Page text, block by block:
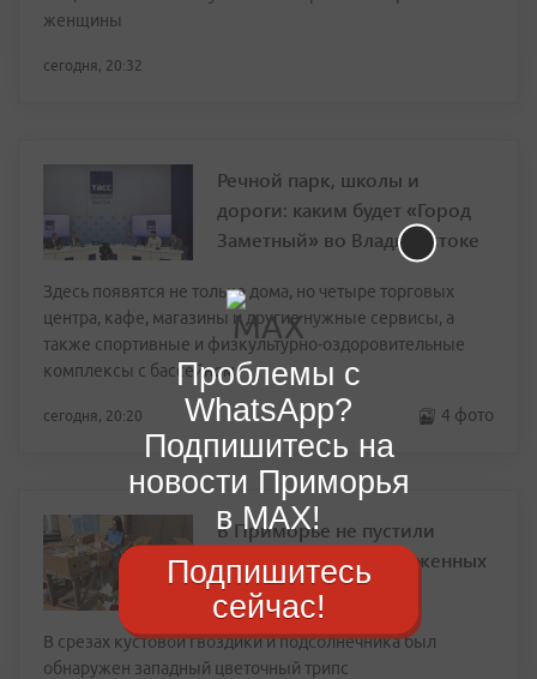
женщины
сегодня, 20:32
Речной парк, школы и
дороги: каким будет «Город
Заметный» во Владивостоке
Здесь появятся не только дома, но четыре торговых
центра, кафе, магазины и другие нужные сервисы, а
также спортивные и физкультурно-оздоровительные
комплексы с бассейном
сегодня, 20:20 4 фото
В Приморье не пустили
крупную партию зараженных
цветов из Китая
В срезах кустовой гвоздики и подсолнечника был
обнаружен западный цветочный трипс
Проблемы с
WhatsApp?
Подпишитесь на
новости Приморья
в MAX!
Подпишитесь
сейчас!